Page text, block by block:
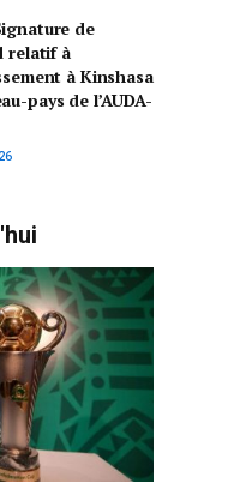
de
relatif à
à Kinshasa
pays de l’AUDA-